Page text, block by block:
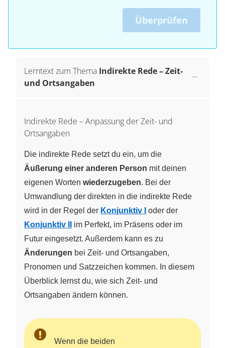
Überprüfen
Lerntext zum Thema Indirekte Rede – Zeit-
und Ortsangaben
Indirekte Rede – Anpassung der Zeit- und
Ortsangaben
Die indirekte Rede setzt du ein, um die
Äußerung einer anderen Person mit deinen
eigenen Worten wiederzugeben. Bei der
Umwandlung der direkten in die indirekte Rede
wird in der Regel der Konjunktiv I
oder der
Konjunktiv II
im Perfekt, im Präsens oder im
Futur eingesetzt. Außerdem kann es zu
Änderungen bei Zeit- und Ortsangaben,
Pronomen und Satzzeichen kommen. In diesem
Überblick lernst du, wie sich Zeit- und
Ortsangaben ändern können.
Wenn die beiden